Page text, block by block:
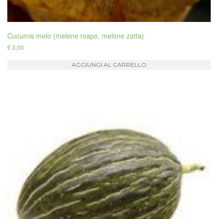
Cucumis melo (melone rospo, melone zatta)
€3,00
AGGIUNGI AL CARRELLO